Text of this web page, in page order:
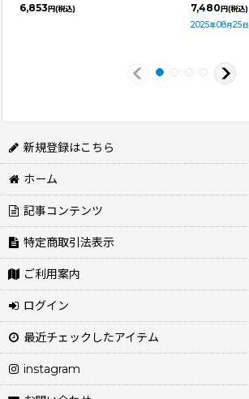
6,853円(税込)
7,480円(税込)
2025年08月25 日
新規登録はこちら
ホーム
記事コンテンツ
特定商取引法表示
ご利用案内
ログイン
最近チェックしたアイテム
instagram